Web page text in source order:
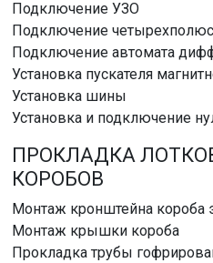
Подключение УЗО
Подключение
Подключение автомата
Установка пускателя
Установка шины
Установка и подключение
ПРОКЛАДКА
КОРОБОВ
Монтаж кронштейна короба
Монтаж крышки короба
Прокладка трубы